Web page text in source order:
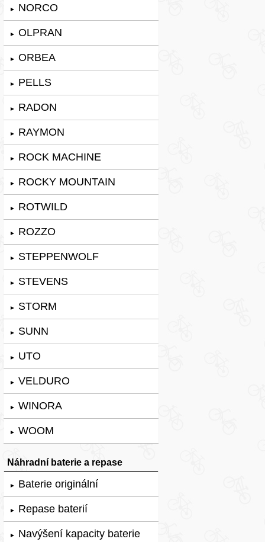
► NORCO
► OLPRAN
► ORBEA
► PELLS
► RADON
► RAYMON
► ROCK MACHINE
► ROCKY MOUNTAIN
► ROTWILD
► ROZZO
► STEPPENWOLF
► STEVENS
► STORM
► SUNN
► UTO
► VELDURO
► WINORA
► WOOM
Náhradní baterie a repase
► Baterie originální
► Repase baterií
► Navýšení kapacity baterie